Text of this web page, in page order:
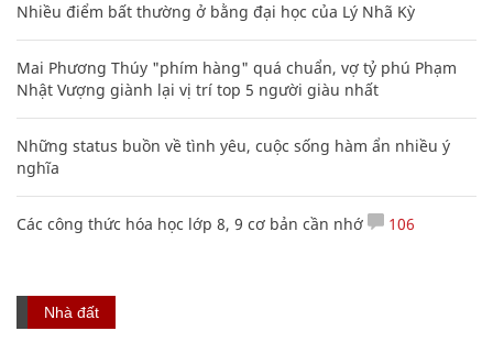
Nhiều điểm bất thường ở bằng đại học của Lý Nhã Kỳ
Mai Phương Thúy "phím hàng" quá chuẩn, vợ tỷ phú Phạm
Nhật Vượng giành lại vị trí top 5 người giàu nhất
Những status buồn về tình yêu, cuộc sống hàm ẩn nhiều ý
nghĩa
Các công thức hóa học lớp 8, 9 cơ bản cần nhớ 106
Nhà đất